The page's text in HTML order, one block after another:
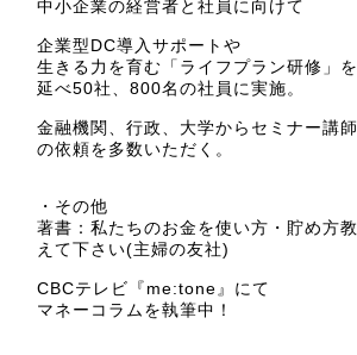
中小企業の経営者と社員に向けて
企業型DC導入サポートや
生きる力を育む「ライフプラン研修」を
延べ50社、800名の社員に実施。
金融機関、行政、大学からセミナー講師
の依頼を多数いただく。
・その他
著書：私たちのお金を使い方・貯め方教
えて下さい(主婦の友社)
CBCテレビ『me:tone』にて
マネーコラムを執筆中！